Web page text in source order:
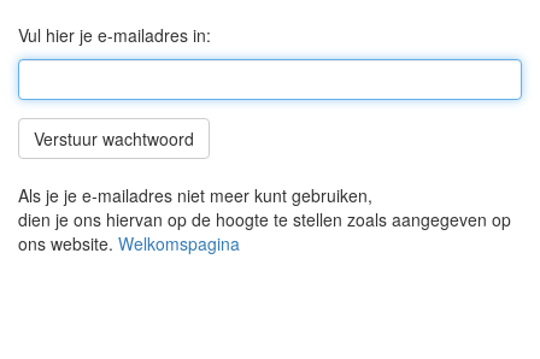
Vul hier je e-mailadres in:
Verstuur wachtwoord
Als je je e-mailadres niet meer kunt gebruiken,
dien je ons hiervan op de hoogte te stellen zoals aangegeven op
ons website. Welkomspagina